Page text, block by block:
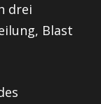
drei
Blast